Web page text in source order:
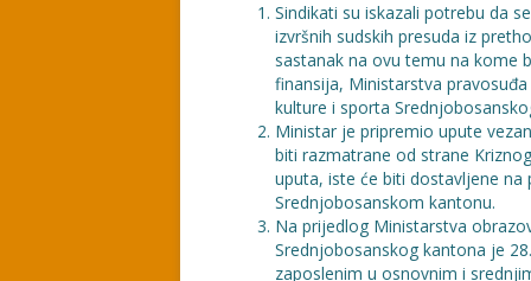
Sindikati su iskazali potrebu da
izvršnih sudskih presuda iz
sastanak na ovu temu na kome
finansija, Ministarstva
kulture i sporta
Ministar je pripremio upute
biti razmatrane od strane
uputa, iste će biti dostavljene
Srednjobosanskom kantonu.
Na prijedlog Ministarstva
Srednjobosanskog kantona je
zaposlenim u osnovnim i